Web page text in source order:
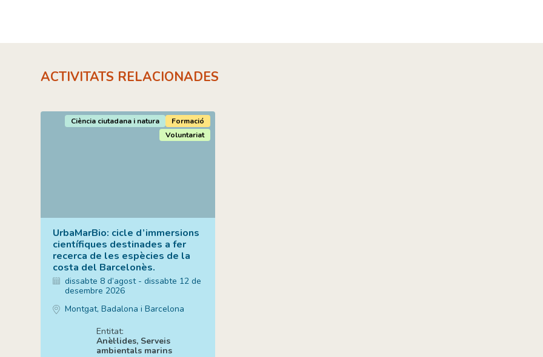
ACTIVITATS RELACIONADES
UrbaMarBio: cicle d’immersions
científiques destinades a fer
recerca de les espècies de la
costa del Barcelonès.
dissabte 8 d’agost - dissabte 12 de
desembre 2026
Montgat, Badalona i Barcelona
Ciència ciutadana i natura
Formació
Voluntariat
Entitat:
Anèl·lides, Serveis
ambientals marins